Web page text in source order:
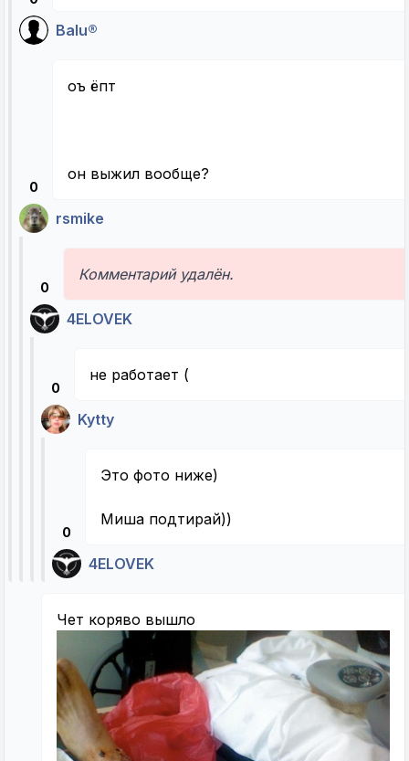
Balu®
0
оъ ёпт
он выжил вообще?
rsmike
0
Комментарий удалён.
4ELOVEK
0
не работает (
Kytty
0
Это фото ниже)
Миша подтирай))
4ELOVEK
Чет коряво вышло